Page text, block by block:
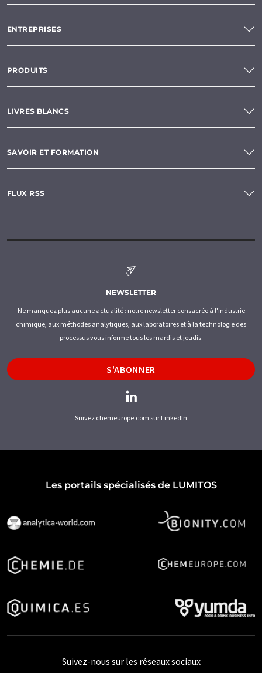
ENTREPRISES
PRODUITS
LIVRES BLANCS
SAVOIR ET FORMATION
FLUX RSS
NEWSLETTER
Ne manquez plus aucune actualité : notre newsletter consacrée à l'industrie
chimique, aux méthodes analytiques, aux laboratoires et à la technologie des
processus vous informe tous les mardis et jeudis.
S'ABONNER
Suivez chemeurope.com sur LinkedIn
Les portails spécialisés de LUMITOS
Suivez-nous sur les réseaux sociaux